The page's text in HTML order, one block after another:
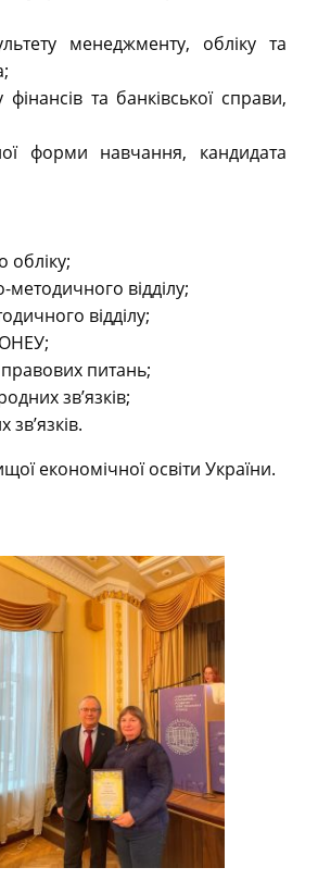
менеджменту, обліку та
та банківської справи,
форми навчання, кандидата
обліку;
відділу;
відділу;
питань;
зв’язків;
економічної освіти України.